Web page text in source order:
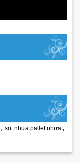
, sọt nhựa pallet nhựa ,